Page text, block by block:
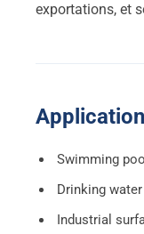
exportations, et
Swimming
Drinking
Industrial